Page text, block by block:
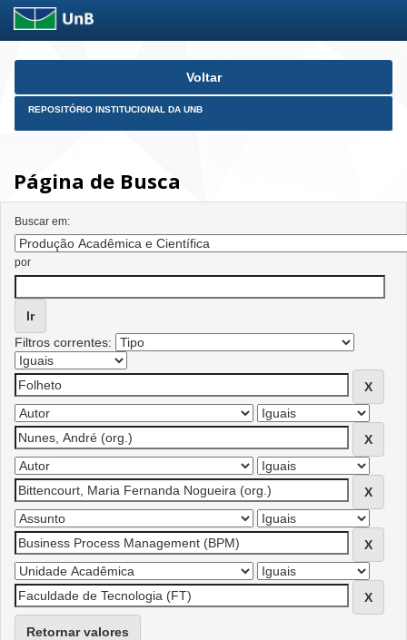
Skip
Voltar
REPOSITÓRIO INSTITUCIONAL DA UNB
Página de Busca
Buscar em:
por
Filtros correntes:
Retornar valores